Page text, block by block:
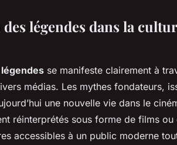
légendes dans la
se manifeste clairement à
médias. Les mythes fondateurs,
une nouvelle vie dans le
réinterprétés sous forme de films ou
accessibles à un public moderne